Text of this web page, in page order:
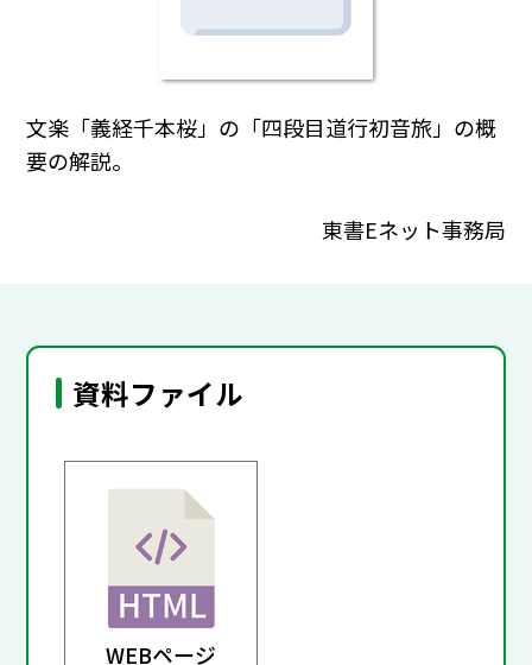
文楽「義経千本桜」の「四段目道行初音旅」の概
要の解説。
東書Eネット事務局
資料ファイル
WEBページ